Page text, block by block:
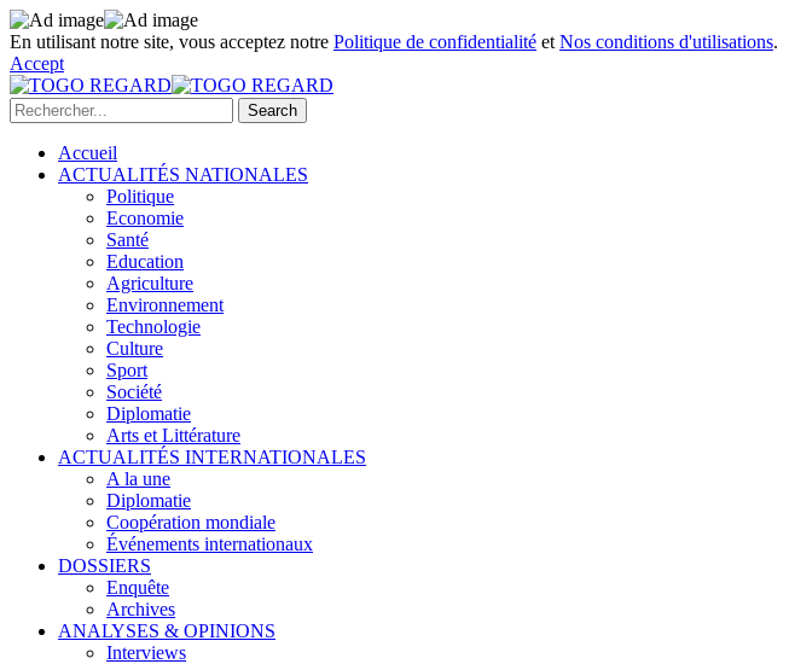
En utilisant notre site, vous acceptez notre Politique de confidentialité et Nos conditions d'utilisations.
Accept
Accueil
ACTUALITÉS NATIONALES
Politique
Economie
Santé
Education
Agriculture
Environnement
Technologie
Culture
Sport
Société
Diplomatie
Arts et Littérature
ACTUALITÉS INTERNATIONALES
A la une
Diplomatie
Coopération mondiale
Événements internationaux
DOSSIERS
Enquête
Archives
ANALYSES & OPINIONS
Interviews